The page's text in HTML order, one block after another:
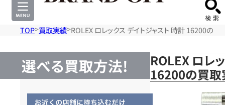
TOP 買取実績 ROLEX ロレックス デイトジャスト 時計 16200の買
選べる買取方法!
ROLEX ロレ
16200の買取